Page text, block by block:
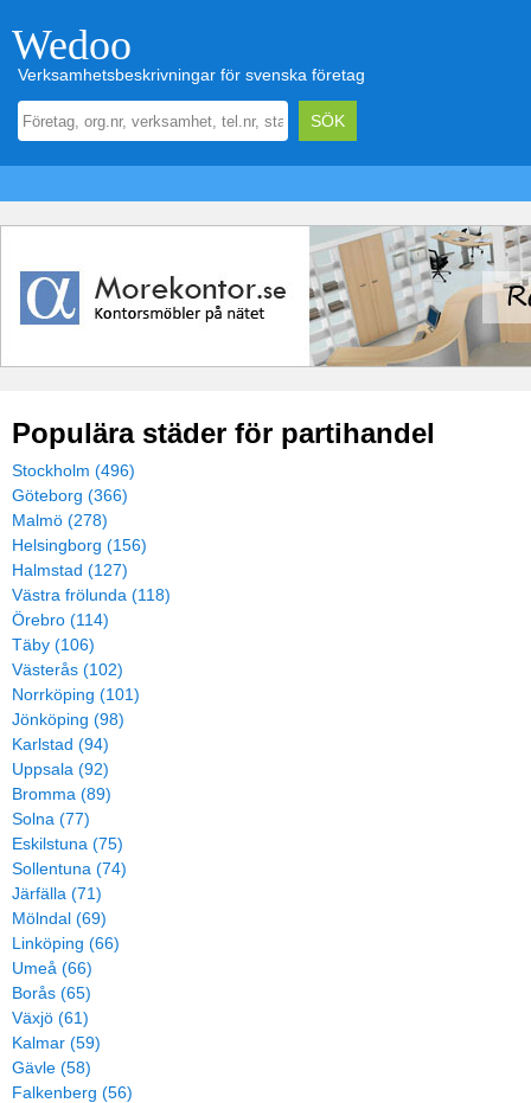
Wedoo
Verksamhetsbeskrivningar för svenska företag
Populära städer för partihandel
Stockholm (496)
Göteborg (366)
Malmö (278)
Helsingborg (156)
Halmstad (127)
Västra frölunda (118)
Örebro (114)
Täby (106)
Västerås (102)
Norrköping (101)
Jönköping (98)
Karlstad (94)
Uppsala (92)
Bromma (89)
Solna (77)
Eskilstuna (75)
Sollentuna (74)
Järfälla (71)
Mölndal (69)
Linköping (66)
Umeå (66)
Borås (65)
Växjö (61)
Kalmar (59)
Gävle (58)
Falkenberg (56)